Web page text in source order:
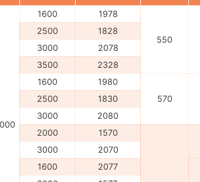
1600 1978
550
2500 1828
3000 2078
3500 2328
1600
1980
570
2500 1830
3000 2080
2000 1570
3000 2070
1600
2077